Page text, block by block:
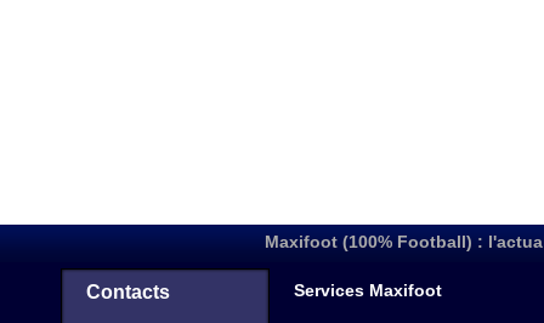
Maxifoot (100% Football) :
Contacts Services Maxifoot